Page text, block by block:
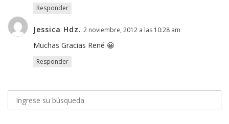
Responder
Jessica Hdz. 2 noviembre, 2012 a las 10:28 am
Muchas Gracias René 😀
Responder